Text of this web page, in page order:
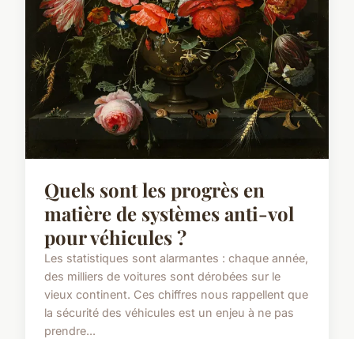
Quels sont les progrès en
matière de systèmes anti-vol
pour véhicules ?
Les statistiques sont alarmantes : chaque année,
des milliers de voitures sont dérobées sur le
vieux continent. Ces chiffres nous rappellent que
la sécurité des véhicules est un enjeu à ne pas
prendre...